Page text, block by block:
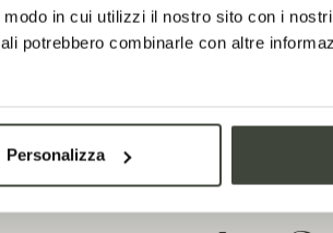
in cui utilizzi il nostro sito con i
potrebbero combinarle con altre
Personalizza